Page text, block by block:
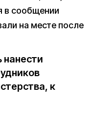
в сообщении
на месте после
нанести
к